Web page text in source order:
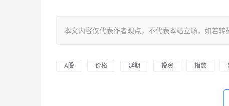
本文内容仅代表作者观点，不代表本站立场，如若
A股 价格 延期 投资 指数